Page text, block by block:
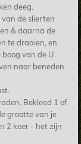
deeg.
van de slierten
& daarna de
te draaien, en
van de U.
naar beneden
Bekleed 1 of
grootte van je
2 keer - het zijn